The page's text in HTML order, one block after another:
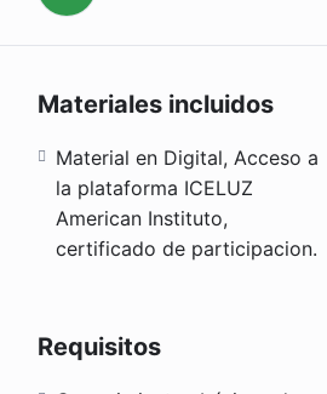
Materiales incluidos
Material en Digital, Acceso a
la plataforma ICELUZ
American Instituto,
certificado de participacion.
Requisitos